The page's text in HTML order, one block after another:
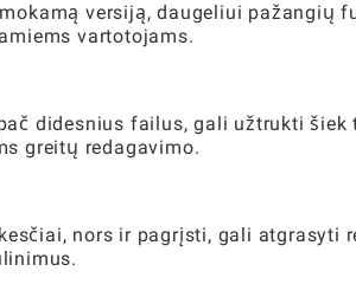
versiją, daugeliui
vartotojams.
didesnius failus, gali užtrukti
greitų redagavimo.
nors ir pagrįsti, gali